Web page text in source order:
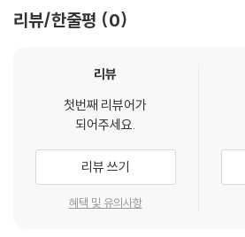
리뷰/한줄평 0
리뷰
첫번째 리뷰어가
되어주세요.
리뷰 쓰기
혜택 및 유의사항